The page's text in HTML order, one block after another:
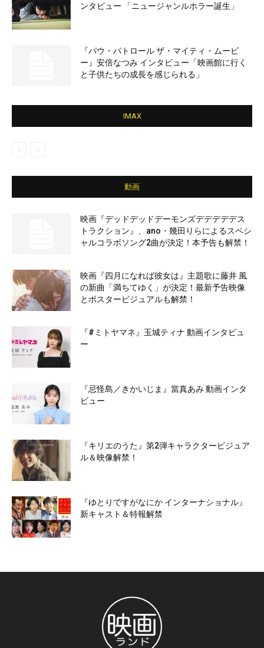
ンタビュー 「ニュージャンルホラー誕生」
『パウ・パトロール ザ・マイティ・ムービ
ー』安倍なつみ インタビュー「映画館に行く
と子供たちの成長を感じられる」
IMAX
動画
映画『デッドデッドデーモンズデデデデデス
トラクション』、ano・幾田りらによるスペシ
ャルコラボソング2曲が決定！本予告も解禁！
映画『四月になれば彼女は』主題歌に藤井 風
の新曲「満ちてゆく」が決定！最新予告映像
とポスタービジュアルも解禁！
『#ミトヤマネ』玉城ティナ 動画インタビュ
ー
『忌怪島／きかいじま』當真あみ 動画インタ
ビュー
『キリエのうた』第2弾キャラクタービジュア
ル＆映像解禁！
『ゆとりですがなにか インターナショナル』
新キャスト＆特報解禁